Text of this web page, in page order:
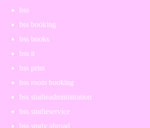
bss
bss booking
bss books
bss it
bss print
bss room booking
bss studieadministration
bss studieservice
bss study abroad